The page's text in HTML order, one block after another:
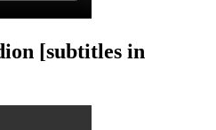
[subtitles in